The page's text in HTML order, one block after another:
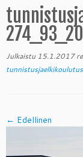
Julkaistu 15.1.2017
← Edellinen